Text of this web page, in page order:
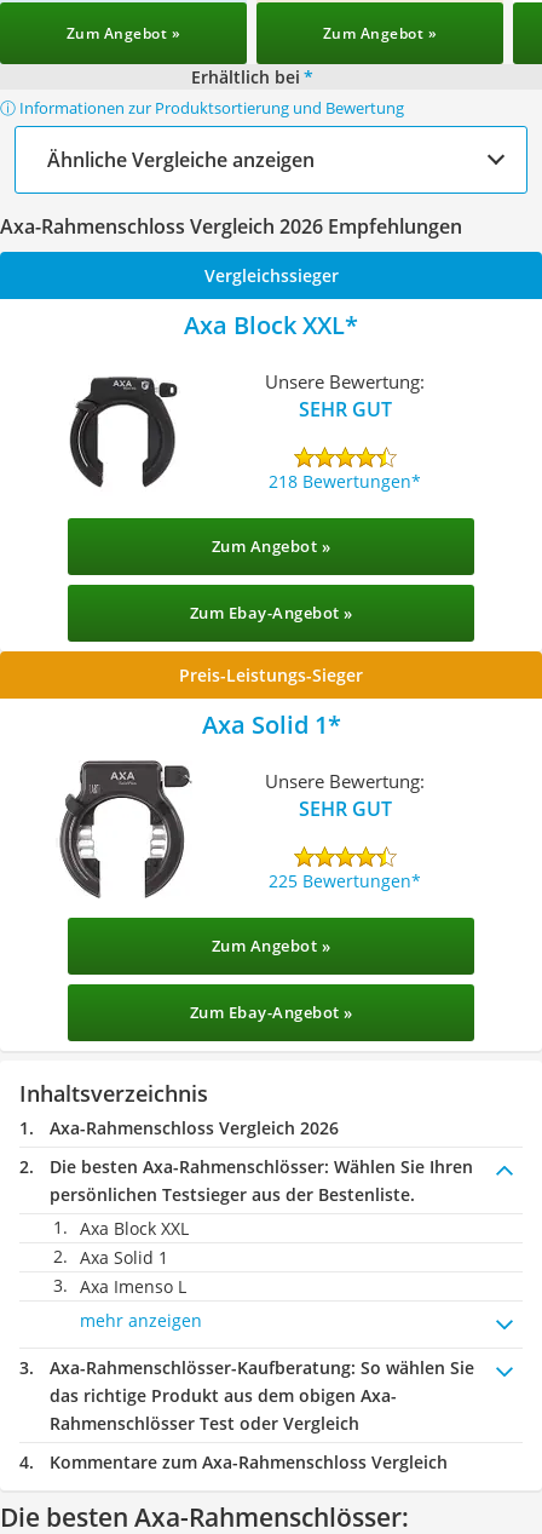
Zum Angebot » Zum Angebot »
Erhältlich bei *
ⓘ Informationen zur Produktsortierung und Bewertung
Ähnliche Vergleiche anzeigen
Axa-Rahmenschloss Vergleich 2026 Empfehlungen
Vergleichssieger
Axa Block XXL
Unsere Bewertung:
SEHR GUT
218 Bewertungen
Zum Angebot »
Zum Ebay-Angebot »
Preis-Leistungs-Sieger
Axa Solid 1
Unsere Bewertung:
SEHR GUT
225 Bewertungen
Zum Angebot »
Zum Ebay-Angebot »
Inhaltsverzeichnis
Axa-Rahmenschloss Vergleich 2026
Die besten Axa-Rahmenschlösser: Wählen Sie Ihren
persönlichen Testsieger aus der Bestenliste.
Axa Block XXL
Axa Solid 1
Axa Imenso L
mehr anzeigen
Axa-Rahmenschlösser-Kaufberatung: So wählen Sie
das richtige Produkt aus dem obigen Axa-
Rahmenschlösser Test oder Vergleich
Kommentare zum Axa-Rahmenschloss Vergleich
Die besten Axa-Rahmenschlösser: